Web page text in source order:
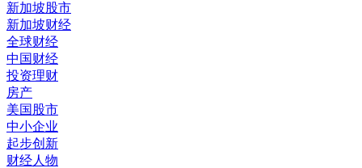
新加坡股市
新加坡财经
全球财经
中国财经
投资理财
房产
美国股市
中小企业
起步创新
财经人物